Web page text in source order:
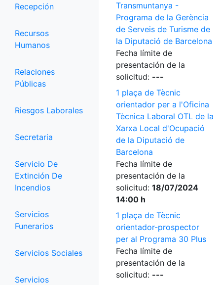
Recepción
Recursos
Humanos
Relaciones
Públicas
Riesgos Laborales
Secretaria
Servicio De
Extinción De
Incendios
Servicios
Funerarios
Servicios Sociales
Servicios
Transmuntanya -
Programa de la Gerència
de Serveis de Turisme de
la Diputació de Barcelona
Fecha límite de
presentación de la
solicitud: ---
1 plaça de Tècnic
orientador per a l'Oficina
Tècnica Laboral OTL de la
Xarxa Local d'Ocupació
de la Diputació de
Barcelona
Fecha límite de
presentación de la
solicitud: 18/07/2024
14:00 h
1 plaça de Tècnic
orientador-prospector
per al Programa 30 Plus
Fecha límite de
presentación de la
solicitud: ---